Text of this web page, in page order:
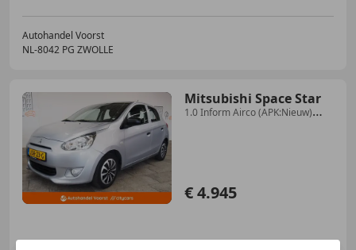
Autohandel Voorst
NL-8042 PG ZWOLLE
Mitsubishi Space Star
1.0 Inform Airco (APK:Nieuw)
€ 4.945